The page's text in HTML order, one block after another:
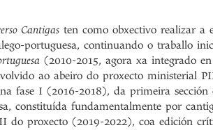
Cantigas ten como obxectivo realizar a
portuguesa, continuando o traballo
(2010-2015, agora xa integrado
ao abeiro do proxecto ministerial
fase I (2016-2018), da primeira
constituída fundamentalmente por
do proxecto (2019-2022), coa edición